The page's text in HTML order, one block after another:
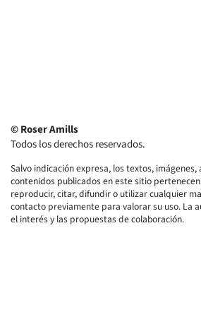
© Roser Amills
Todos los derechos reservados.
Salvo indicación expresa, los textos,
contenidos publicados en este sitio
reproducir, citar, difundir o utilizar cualquier
contacto previamente para valorar su uso. La
el interés y las propuestas de colaboración.